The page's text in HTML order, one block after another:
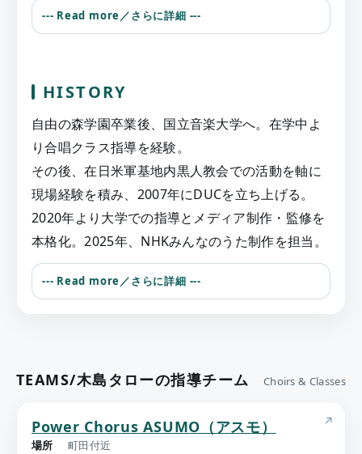
--- Read more／さらに詳細 ---
HISTORY
自由の森学園卒業後、国立音楽大学へ。在学中よ
り合唱クラス指導を経験。
その後、在日米軍基地内黒人教会での活動を軸に
現場経験を積み、2007年にDUCを立ち上げる。
2020年より大学での指導とメディア制作・監修を
本格化。2025年、NHKみんなのうた制作を担当。
--- Read more／さらに詳細 ---
TEAMS/木島タローの指導チーム Choirs & Classes
Power Chorus ASUMO（アスモ）
場所
町田付近